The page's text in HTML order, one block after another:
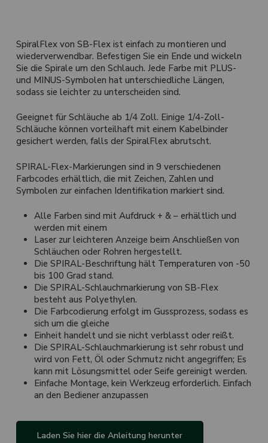
SpiralFlex von SB-Flex ist einfach zu montieren und
wiederverwendbar. Befestigen Sie ein Ende und wickeln
Sie die Spirale um den Schlauch. Jede Farbe mit PLUS-
und MINUS-Symbolen hat unterschiedliche Längen,
sodass sie leichter zu unterscheiden sind.
Geeignet für Schläuche ab 1/4 Zoll. Einige 1/4-Zoll-
Schläuche können vorteilhaft mit einem Kabelbinder
gesichert werden, falls der SpiralFlex abrutscht.
SPIRAL-Flex-Markierungen sind in 9 verschiedenen
Farbcodes erhältlich, die mit Zeichen, Zahlen und
Symbolen zur einfachen Identifikation markiert sind.
Alle Farben sind mit Aufdruck + & – erhältlich und
werden mit einem
Laser zur leichteren Anzeige beim Anschließen von
Schläuchen oder Rohren hergestellt.
Die SPIRAL-Beschriftung hält Temperaturen von -50
bis 100 Grad stand.
Die SPIRAL-Schlauchmarkierung von SB-Flex
besteht aus Polyethylen.
Die Farbcodierung erfolgt im Gussprozess, sodass es
sich um die gleiche
Einheit handelt und sie nicht verblasst oder reißt.
Die SPIRAL-Schlauchmarkierung ist sehr robust und
wird von Fett, Öl oder Schmutz nicht angegriffen; Es
kann mit Lösungsmittel oder Seife gereinigt werden.
Einfache Montage, kein Werkzeug erforderlich. Einfach
an den Bediener anzupassen
Laden Sie hier die Anleitung herunter